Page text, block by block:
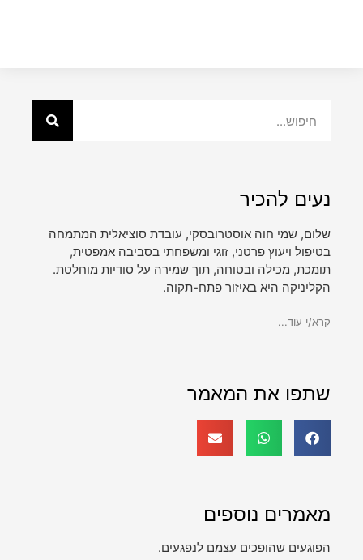
נעים להכיר
שלום, שמי חוה אוסטרובסקי, עובדת סוציאלית המתמחה
בטיפול ויעוץ פרטני, זוגי ומשפחתי בסביבה אמפטית,
תומכת, מכילה ובטוחה, תוך שמירה על סודיות מוחלטת.
הקליניקה היא באיזור פתח-תקוה.
קרא/י עוד...
שתפו את המאמר
מאמרים נוספים
הפוגעים שהופכים עצמם לנפגעים.